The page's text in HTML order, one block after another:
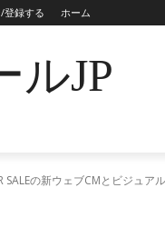
登録する ホーム
ルJP
SALEの新ウェブCMとビジュ